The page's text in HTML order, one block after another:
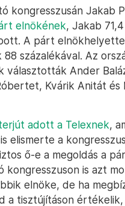
kongresszusán Jakab
elnökének, Jakab
A párt
százalékával. Az
választották Ander
Kvárik Anitát és
adott a Telexnek,
elismerte a
ő-e a megoldás a
is azt
elnöke, de ha
a tisztújításon